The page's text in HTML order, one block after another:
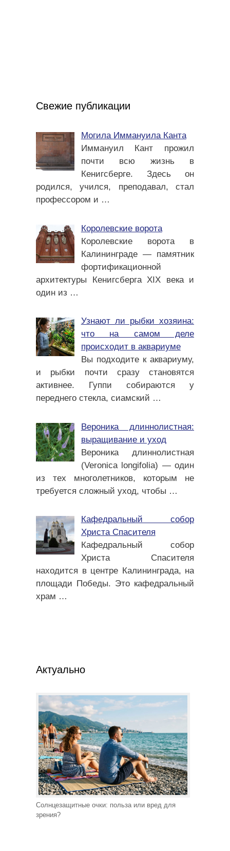
Свежие публикации
Могила Иммануила Канта
Иммануил Кант прожил
почти всю жизнь в
Кенигсберге. Здесь он
родился, учился, преподавал, стал
профессором и …
Королевские ворота
Королевские ворота в
Калининграде — памятник
фортификационной
архитектуры Кенигсберга XIX века и
один из …
Узнают ли рыбки хозяина:
что на самом деле
происходит в аквариуме
Вы подходите к аквариуму,
и рыбки почти сразу становятся
активнее. Гуппи собираются у
переднего стекла, сиамский …
Вероника длиннолистная:
выращивание и уход
Вероника длиннолистная
(Veronica longifolia) — один
из тех многолетников, которым не
требуется сложный уход, чтобы …
Кафедральный собор
Христа Спасителя
Кафедральный собор
Христа Спасителя
находится в центре Калининграда, на
площади Победы. Это кафедральный
храм …
Актуально
Солнцезащитные очки: польза или вред для
зрения?